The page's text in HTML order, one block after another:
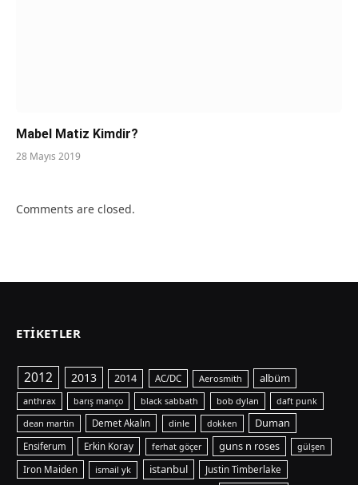
Mabel Matiz Kimdir?
28 Mayıs 2019
Comments are closed.
ETIKETLER
2012 2013 2014 AC/DC Aerosmith albüm
anthrax barış manço black sabbath bob dylan daft punk
dean martin Demet Akalın dinle dokken Duman
Ensiferum Erkin Koray ferhat göçer guns n roses gülşen
Iron Maiden ismail yk istanbul Justin Timberlake